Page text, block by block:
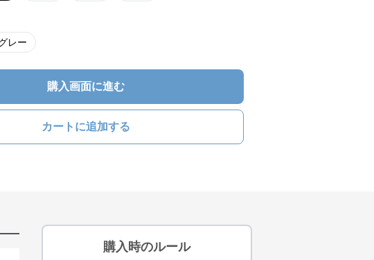
レー
購入画面に進む
カートに追加する
購入時のルール